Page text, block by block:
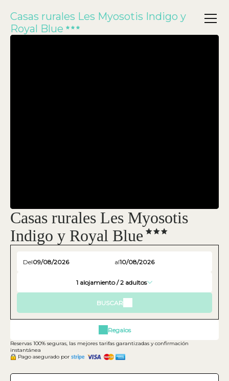
Casas rurales Les Myosotis Indigo y
Royal Blue
Casas rurales Les Myosotis
Indigo y Royal Blue
Del al
1 alojamiento /2 adultos
BUSCAR
Regalos
Reservas 100% seguras, las mejores tarifas garantizadas y confirmación
instantánea
Pago asegurado por